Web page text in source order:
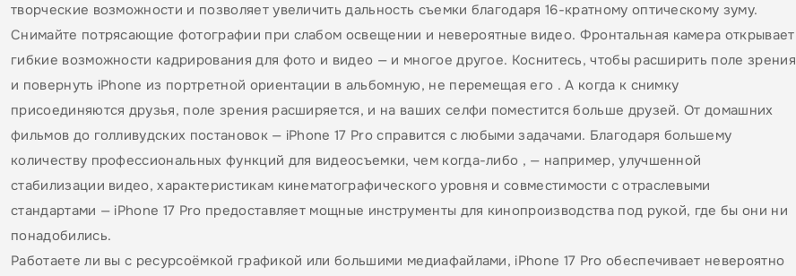
творческие возможности и позволяет увеличить дальность съемки благодаря 16-кратному оптическому зуму.
Снимайте потрясающие фотографии при слабом освещении и невероятные видео. Фронтальная камера открывает
гибкие возможности кадрирования для фото и видео — и многое другое. Коснитесь, чтобы расширить поле зрения
и повернуть iPhone из портретной ориентации в альбомную, не перемещая его . А когда к снимку
присоединяются друзья, поле зрения расширяется, и на ваших селфи поместится больше друзей. От домашних
фильмов до голливудских постановок — iPhone 17 Pro справится с любыми задачами. Благодаря большему
количеству профессиональных функций для видеосъемки, чем когда-либо , — например, улучшенной
стабилизации видео, характеристикам кинематографического уровня и совместимости с отраслевыми
стандартами — iPhone 17 Pro предоставляет мощные инструменты для кинопроизводства под рукой, где бы они ни
понадобились.
Работаете ли вы с ресурсоёмкой графикой или большими медиафайлами, iPhone 17 Pro обеспечивает невероятно